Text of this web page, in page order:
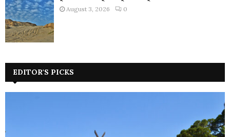
August 3, 2026 0
EDITOR'S PICKS